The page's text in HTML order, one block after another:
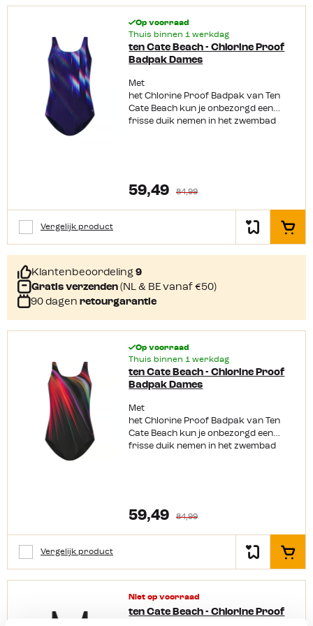
Op voorraad
Thuis binnen 1 werkdag
ten Cate Beach - Chlorine Proof
Badpak Dames
Met
het Chlorine Proof Badpak van Ten
Cate Beach kun je onbezorgd een
frisse duik nemen in het zwembad
eens heerlijk comfortabel dankzij
de zachte cups. Productkenmerken:
Ronde hals Comfortabele zachte cups
polyester, 51%gerecycled
59,49 84,99
Vergelijk product In het
Klantenbeoordeling 9
Gratis verzenden (NL & BE vanaf €50)
90 dagen retourgarantie
Op voorraad
Thuis binnen 1 werkdag
ten Cate Beach - Chlorine Proof
Badpak Dames
Met
het Chlorine Proof Badpak van Ten
Cate Beach kun je onbezorgd een
frisse duik nemen in het zwembad
eens heerlijk comfortabel dankzij
de zachte cups. Productkenmerken:
Ronde hals Comfortabele zachte cups
polyester, 51%gerecycled
59,49 84,99
Vergelijk product In het
Niet op voorraad
ten Cate Beach - Chlorine Proof